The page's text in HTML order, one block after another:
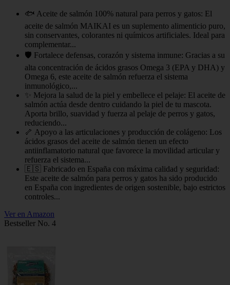
🐟 Aceite de salmón 100% natural para perros y gatos: El
aceite de salmón MAIKAI es un suplemento alimenticio puro,
sin conservantes, colorantes ni químicos artificiales. Ideal para
complementar...
🛡️ Fortalece defensas, corazón y sistema inmune: Gracias a su
alta concentración de ácidos grasos Omega 3 (EPA y DHA) y
Omega 6, este aceite de salmón refuerza el sistema
inmunológico,...
✨ Mejora la salud de la piel y embellece el pelaje: El aceite de
salmón actúa desde dentro cuidando la piel de tu mascota.
Aporta brillo, suavidad y fuerza al pelaje de perros y gatos,
reduciendo...
🦴 Apoyo a las articulaciones y producción de colágeno: Los
ácidos grasos del aceite de salmón tienen un efecto
antiinflamatorio natural que favorece la movilidad articular y
refuerza el sistema...
🇪🇸 Fabricado en España con máxima calidad y seguridad:
Este aceite de salmón para perros y gatos ha sido producido
en España con ingredientes de origen sostenible, bajo estrictos
controles...
Ver en Amazon
Bestseller No. 4